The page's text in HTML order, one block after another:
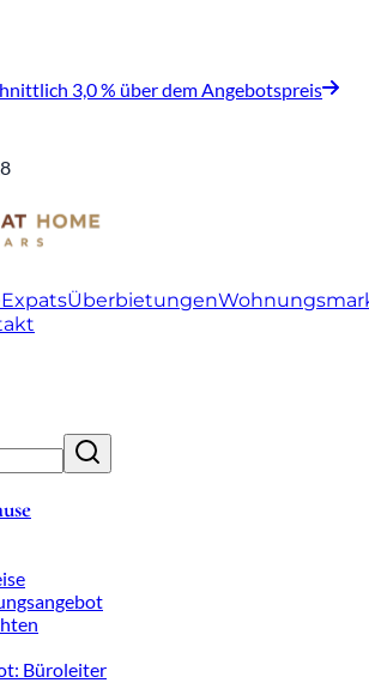
3,0 % über dem Angebotspreis
ExpatsÜberbietungen
Büroleiter